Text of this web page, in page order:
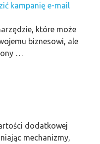
kampanię e-mail
które może
biznesowi, ale
…
dodatkowej
mechanizmy,